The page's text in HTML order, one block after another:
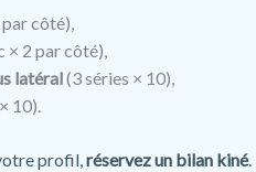
côté),
× 2 par côté),
latéral(3 séries × 10),
10).
profil, réservez un bilan kiné.